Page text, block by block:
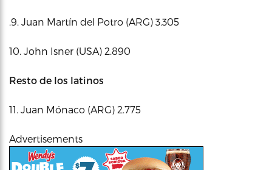
.9. Juan Martín del Potro (ARG) 3.305
10. John Isner (USA) 2.890
Resto de los latinos
11. Juan Mónaco (ARG) 2.775
Advertisements